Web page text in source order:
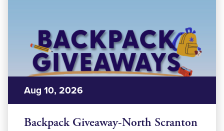
Aug 10, 2026
Backpack Giveaway-North Scranton